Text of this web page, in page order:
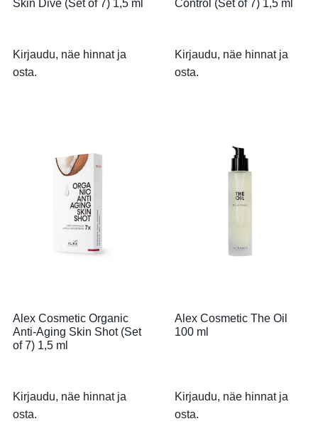
Skin Dive (Set of 7) 1,5 ml
Kirjaudu, näe hinnat ja
osta.
Control (Set of 7) 1,5 ml
Kirjaudu, näe hinnat ja
osta.
Alex Cosmetic Organic
Anti-Aging Skin Shot (Set
of 7) 1,5 ml
Kirjaudu, näe hinnat ja
osta.
Alex Cosmetic The Oil
100 ml
Kirjaudu, näe hinnat ja
osta.